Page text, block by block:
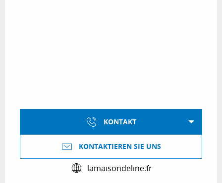
KONTAKT
KONTAKTIEREN SIE UNS
lamaisondeline.fr